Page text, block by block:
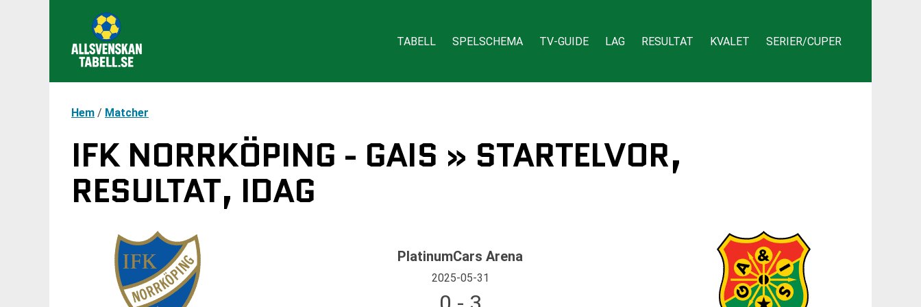
TABELL SPELSCHEMA TV-GUIDE LAG RESULTAT KVALET SERIER/CUPER
Hem / Matcher
IFK NORRKÖPING - GAIS » STARTELVOR,
RESULTAT, IDAG
PlatinumCars Arena
2025-05-31